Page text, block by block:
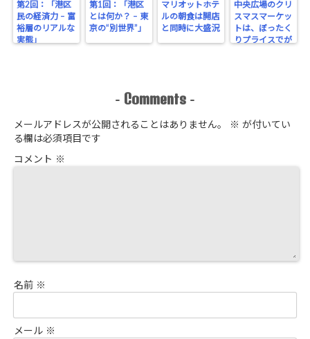
第2回：「港区
民の経済力 – 富
裕層のリアルな
実態」
第1回：「港区
とは何か？ – 東
京の“別世界”」
マリオットホテ
ルの朝食は開店
と同時に大盛況
中央広場のクリ
スマスマーケッ
トは、ぼったく
りプライスでが
- Comments -
メールアドレスが公開されることはありません。 ※ が付いてい
る欄は必須項目です
コメント ※
名前 ※
メール ※